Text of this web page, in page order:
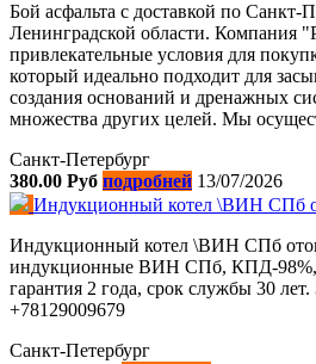
Бой асфальта с доставкой по Санкт-
Ленинградской области. Компания
привлекательные условия для
который идеально подходит для
создания оснований и дренажных
множества других целей. Мы
Санкт-Петербург
380.00 Руб подробней 13/07/2026
Индукционный котел \ВИН СПб
Индукционный котел \ВИН СПб
индукционные ВИН СПб, КПД-98%,
гарантия 2 года, срок службы 30
+78129009679
Санкт-Петербург